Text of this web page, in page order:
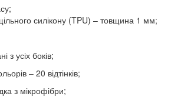
силікону (TPU) – товщина 1 мм;
з усіх боків;
– 20 відтінків;
з мікрофібри;